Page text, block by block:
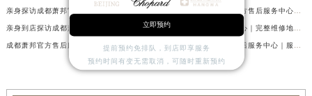
亲身探访成都萧邦官方售后服务中心｜完整网点地址及官方热线（2026年7月最新）
亲身到店探访成都萧邦官方售后服务中心｜详细地址与售后服务电话（2026年7月最新）
成都萧邦官方售后服务中心｜完整官方电话和网点地址权威信息公示（2026年7月最新）
立即预约
提前预约免排队，到店即享服务
预约时间有变无需取消，可随时重新预约